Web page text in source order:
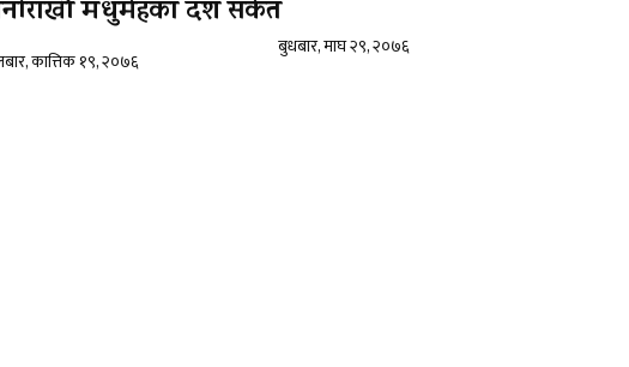
बुधबार, माघ २९, २०७६
मधुमेहका दश संकेत
कात्तिक १९, २०७६